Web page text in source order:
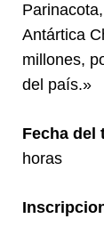
Antártica
millones,
del país.»
Fecha del
horas